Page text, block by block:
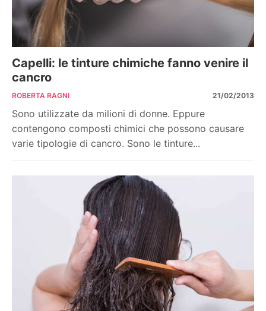
Capelli: le tinture chimiche fanno venire il
cancro
ROBERTA RAGNI 21/02/2013
Sono utilizzate da milioni di donne. Eppure
contengono composti chimici che possono causare
varie tipologie di cancro. Sono le tinture...